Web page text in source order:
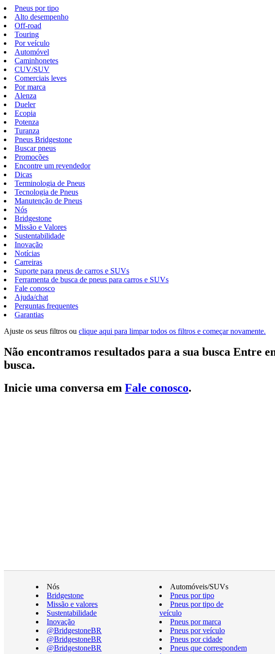
Pneus por tipo
Alto desempenho
Off-road
Touring
Por veículo
Automóvel
Caminhonetes
CUV/SUV
Comerciais leves
Por marca
Alenza
Dueler
Ecopia
Potenza
Turanza
Pneus Bridgestone
Buscar pneus
Promoções
Encontre um revendedor
Dicas
Terminologia de Pneus
Tecnologia de Pneus
Manutenção de Pneus
Nós
Bridgestone
Missão e Valores
Sustentabilidade
Inovação
Notícias
Carreiras
Suporte para pneus de carros e SUVs
Ferramenta de busca de pneus para carros e SUVs
Fale conosco
Ajuda/chat
Perguntas frequentes
Garantias
Ajuste os seus filtros ou clique aqui para limpar todos os filtros e começar novamente.
Não encontramos resultados para a sua busca Entre
busca.
Inicie uma conversa em Fale conosco.
Nós
Bridgestone
Missão e valores
Sustentabilidade
Inovação
@BridgestoneBR
@BridgestoneBR
@BridgestoneBR
Automóveis/SUVs
Pneus por tipo
Pneus por tipo de
veículo
Pneus por marca
Pneus por veículo
Pneus por cidade
Pneus que correspondem